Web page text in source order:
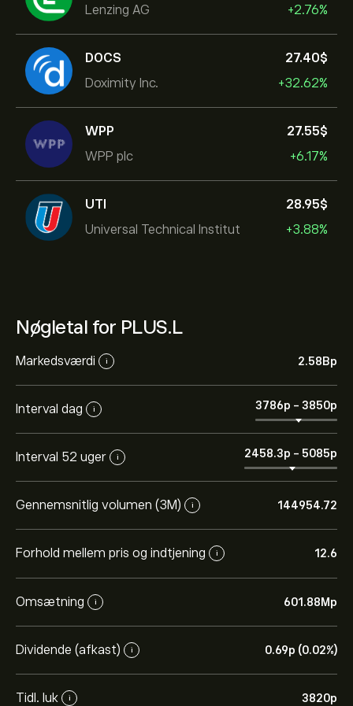
Lenzing AG
+2.76%
DOCS
Doximity Inc.
27.40‎$‎
+32.62%
WPP
WPP plc
27.55‎$‎
+6.17%
UTI
Universal Technical Institut
28.95‎$‎
+3.88%
Nøgletal for PLUS.L
Markedsværdi i 2.58B‎p‎
Interval dag i 3786‎p‎ - 3850‎p‎
Interval 52 uger i 2458.3‎p‎ - 5085‎p‎
Gennemsnitlig volumen (3M) i 144954.72
Forhold mellem pris og indtjening i 12.6
Omsætning i 601.88M‎p‎
Dividende (afkast) i 0.69‎p‎ (0.02%)
Tidl. luk i 3820‎p‎